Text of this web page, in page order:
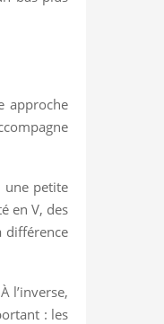
approche
une petite
en V, des
différence
l’inverse,
: les